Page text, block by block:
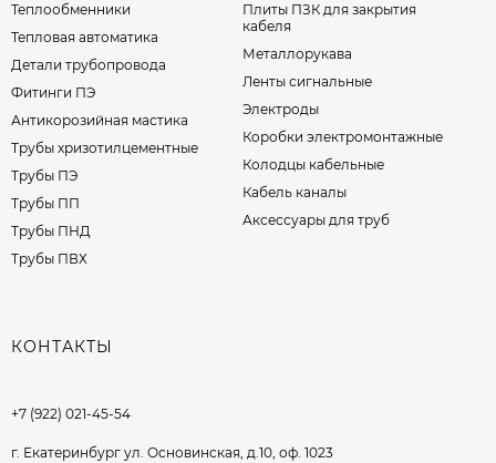
Теплообменники
Тепловая автоматика
Детали трубопровода
Фитинги ПЭ
Антикорозийная мастика
Трубы хризотилцементные
Трубы ПЭ
Трубы ПП
Трубы ПНД
Трубы ПВХ
Плиты ПЗК для закрытия
кабеля
Металлорукава
Ленты сигнальные
Электроды
Коробки электромонтажные
Колодцы кабельные
Кабель каналы
Аксессуары для труб
КОНТАКТЫ
+7 (922) 021-45-54
г. Екатеринбург ул. Основинская, д.10, оф. 1023